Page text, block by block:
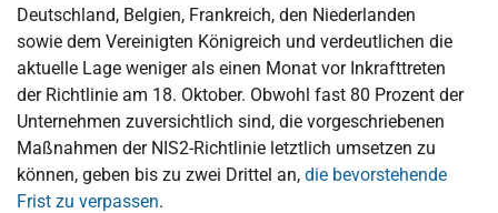
Deutschland, Belgien, Frankreich, den Niederlanden
sowie dem Vereinigten Königreich und verdeutlichen die
aktuelle Lage weniger als einen Monat vor Inkrafttreten
der Richtlinie am 18. Oktober. Obwohl fast 80 Prozent der
Unternehmen zuversichtlich sind, die vorgeschriebenen
Maßnahmen der NIS2-Richtlinie letztlich umsetzen zu
können, geben bis zu zwei Drittel an, die bevorstehende
Frist zu verpassen.